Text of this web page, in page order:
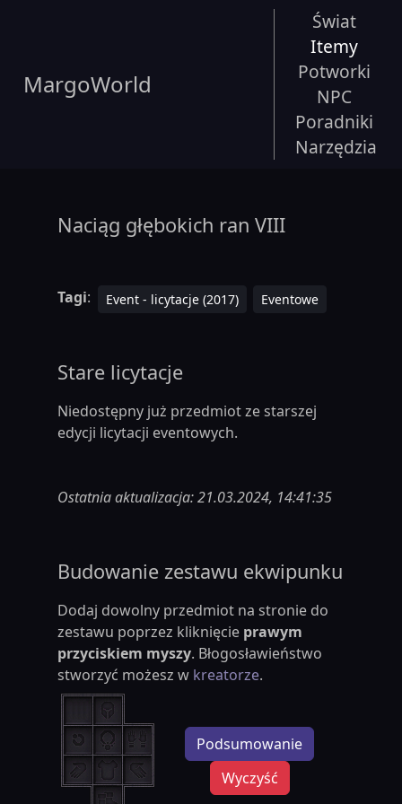
MargoWorld
Świat
Itemy
Potworki
NPC
Poradniki
Narzędzia
Naciąg głębokich ran VIII
Tagi: Event - licytacje (2017) Eventowe
Stare licytacje
Niedostępny już przedmiot ze starszej
edycji licytacji eventowych.
Ostatnia aktualizacja: 21.03.2024, 14:41:35
Budowanie zestawu ekwipunku
Dodaj dowolny przedmiot na stronie do
zestawu poprzez kliknięcie prawym
przyciskiem myszy. Błogosławieństwo
stworzyć możesz w kreatorze.
Podsumowanie
Wyczyść